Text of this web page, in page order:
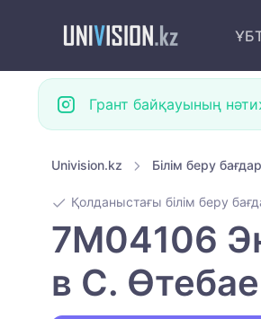
Грант байқауының
Univision.kz Білім беру
Қолданыстағы білім беру
7M04106
в С.